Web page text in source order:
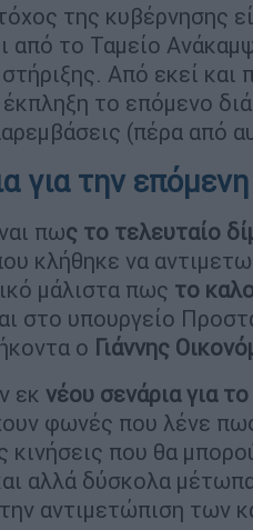
της κυβέρνησης
από το Ταμείο
Από εκεί και
το επόμενο
(πέρα από
για την
πως το τελευταίο
κλήθηκε να
μάλιστα πως το
στο υπουργείο
ο Γιάννης
εκ νέου σενάρια για
φωνές που λένε
κινήσεις που θα
αλλά δύσκολα
αντιμετώπιση των